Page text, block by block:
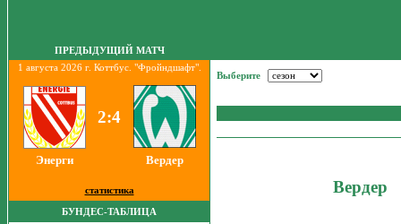
ПРЕДЫДУЩИЙ МАТЧ
1 августа 2026 г. Коттбус. "Фройндшафт".
2:4
Энерги Вердер
статистика
БУНДЕС-ТАБЛИЦА
Выберите
Вердер